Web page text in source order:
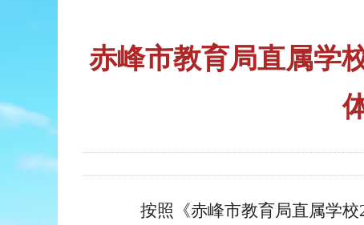
赤峰市教育局直属学
按照《赤峰市教育局直属学校